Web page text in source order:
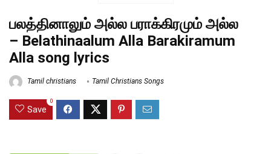
பலத்தினாலும் அல்ல பராக்கிரமும் அல்ல
– Belathinaalum Alla Barakiramum
Alla song lyrics
Tamil christians Tamil Christians Songs
Save
0